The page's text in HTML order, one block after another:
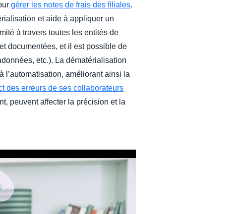
gérer les notes de frais des filiales.
et aide à appliquer un
à travers toutes les entités de
documentées, et il est possible de
etc.). La dématérialisation
l’automatisation, améliorant ainsi la
des erreurs de ses collaborateurs
peuvent affecter la précision et la